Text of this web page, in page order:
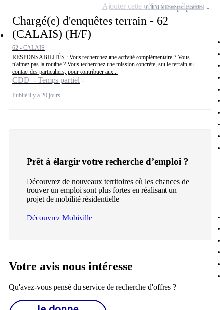
Chargé(e) d'enquêtes terrain - 62
(CALAIS) (H/F)
62 - CALAIS
RESPONSABILITÉS : Vous recherchez une activité complémentaire ? Vous
n'aimez pas la routine ? Vous recherchez une mission concrète, sur le terrain au
contact des particuliers, pour contribuer aux...
CDD - Temps partiel
Publié il y a 20 jours
CDDTemps partiel
Ajouter cette offre à ma sélection
Prêt à élargir votre recherche d’emploi ?
Découvrez de nouveaux territoires où les chances de
trouver un emploi sont plus fortes en réalisant un
projet de mobilité résidentielle
Découvrez Mobiville
Votre avis nous intéresse
Qu'avez-vous pensé du service de recherche d'offres ?